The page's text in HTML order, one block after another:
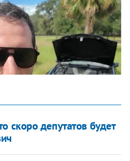
скоро депутатов будет